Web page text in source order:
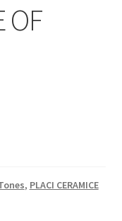
OF
, PLACI CERAMICE